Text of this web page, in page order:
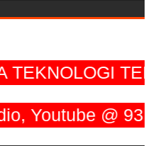
@ 93.7